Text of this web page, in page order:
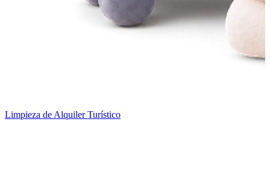
Limpieza de Alquiler Turístico